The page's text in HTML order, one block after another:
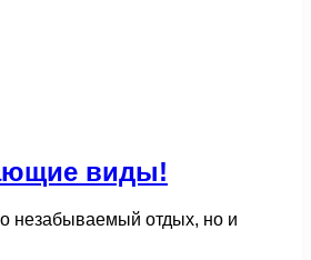
виды!
незабываемый отдых, но и